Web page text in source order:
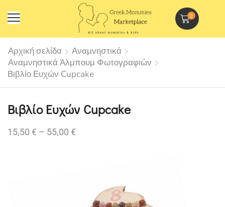
0
Αρχική σελίδα
Αναμνηστικά
Αναμνηστικά Άλμπουμ Φωτογραφιών
Βιβλίο Ευχών Cupcake
Βιβλίο Ευχών Cupcake
15,50 € – 55,00 €